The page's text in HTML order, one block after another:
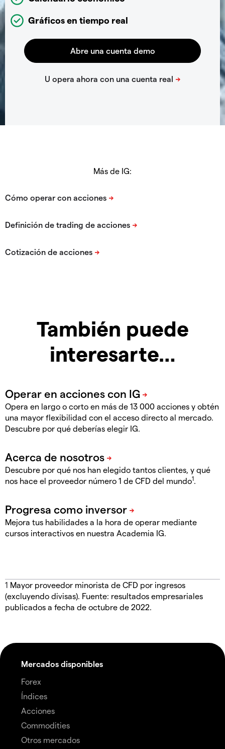
Gráficos en tiempo real
Más de IG:
También puede
interesarte…
Opera en largo o corto en más de 13 000 acciones y obtén
una mayor flexibilidad con el acceso directo al mercado.
Descubre por qué deberías elegir IG.
Descubre por qué nos han elegido tantos clientes, y qué
nos hace el proveedor número 1 de CFD del mundo1.
Mejora tus habilidades a la hora de operar mediante
cursos interactivos en nuestra Academia IG.
1 Mayor proveedor minorista de CFD por ingresos
(excluyendo divisas). Fuente: resultados empresariales
publicados a fecha de octubre de 2022.
Mercados disponibles
Forex
Índices
Acciones
Commodities
Otros mercados